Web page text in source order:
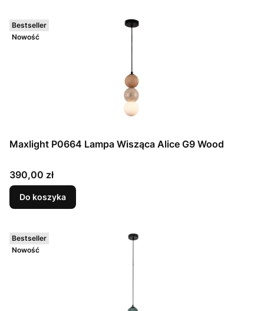
Bestseller
Nowość
Maxlight P0664 Lampa Wisząca Alice G9 Wood
Cena
390,00 zł
Do koszyka
Bestseller
Nowość